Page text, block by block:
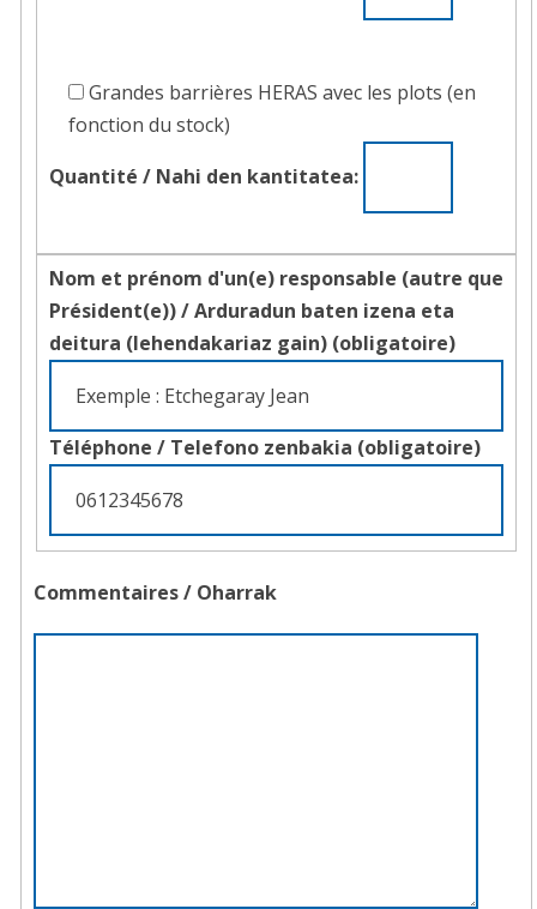
charge
de
)
barrières
HERAS
les
(en
fonction
du
stock)
Grandes barrières HERAS avec les plots (en
fonction du stock)
Quantité / Nahi den kantitatea:
Nom et prénom d'un(e) responsable (autre que
Président(e)) /Arduradun baten izena eta
deitura (lehendakariaz gain) (obligatoire)
Téléphone / Telefono zenbakia (obligatoire)
Commentaires / Oharrak